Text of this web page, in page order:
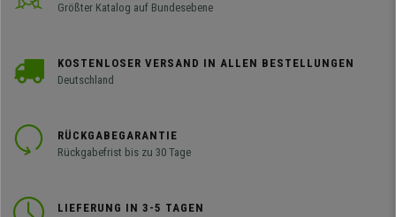
Größter Katalog auf Bundesebene
KOSTENLOSER VERSAND IN ALLEN BESTELLUNGEN
Deutschland
RÜCKGABEGARANTIE
Rückgabefrist bis zu 30 Tage
LIEFERUNG IN 3-5 TAGEN